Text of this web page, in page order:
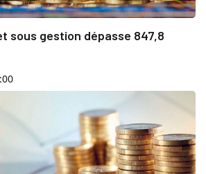
sous gestion dépasse 847,8